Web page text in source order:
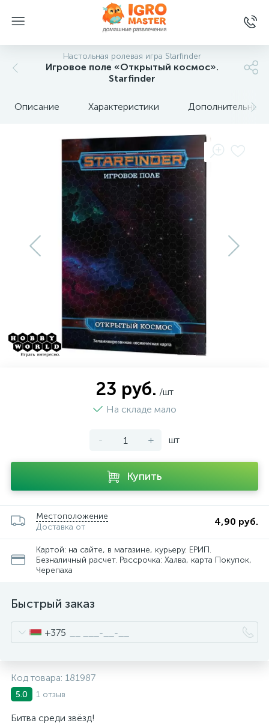
Настольная ролевая игра Starfinder
Игровое поле «Открытый космос».
Starfinder
Описание Характеристики Дополнительные
23 руб. /шт
На складе мало
- + шт
Купить
Местоположение
Доставка от
4,90 руб.
Картой: на сайте, в магазине, курьеру. ЕРИП.
Безналичный расчет. Рассрочка: Халва, карта Покупок,
Черепаха
Быстрый заказ
+375
Код товара: 181987
5.0 1 отзыв
Битва среди звёзд!